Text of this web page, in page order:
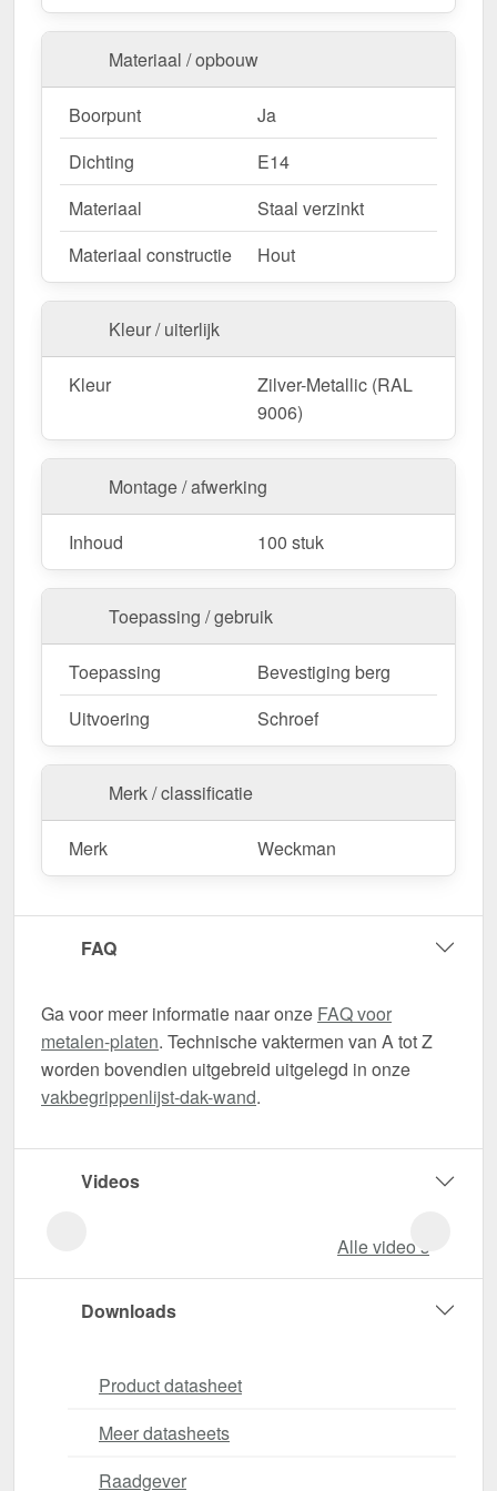
Materiaal / opbouw
Boorpunt
Ja
Dichting
E14
Materiaal
Staal verzinkt
Materiaal constructie
Hout
Kleur / uiterlijk
Kleur
Zilver-Metallic (RAL
9006)
Montage / afwerking
Inhoud 100 stuk
Toepassing / gebruik
Toepassing
Bevestiging berg
Uitvoering
Schroef
Merk / classificatie
Merk Weckman
FAQ
Ga voor meer informatie naar onze FAQ voor
metalen-platen. Technische vaktermen van A tot Z
worden bovendien uitgebreid uitgelegd in onze
vakbegrippenlijst-dak-wand.
Videos
Alle video‘s
Downloads
Product datasheet
Meer datasheets
Raadgever